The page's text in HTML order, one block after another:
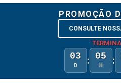
PROMOÇÃO
CONSULTE
03
D : 05
H :